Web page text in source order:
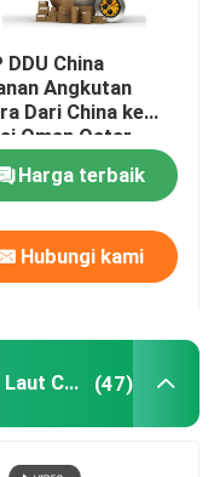
DDU China
Angkutan
Dari China ke
Oman Qatar
Harga terbaik
Hubungi kami
Layanan Pengangkutan Barang Laut China (47)